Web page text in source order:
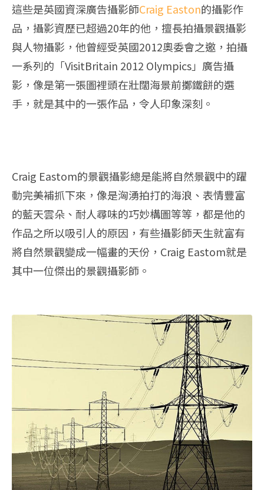
這些是英國資深廣告攝影師Craig Easton的攝影作
品，攝影資歷已超過20年的他，擅長拍攝景觀攝影
與人物攝影，他曾經受英國2012奧委會之邀，拍攝
一系列的「VisitBritain 2012 Olympics」廣告攝
影，像是第一張圖裡頭在壯闊海景前擲鐵餅的選
手，就是其中的一張作品，令人印象深刻。
Craig Eastom的景觀攝影總是能將自然景觀中的躍
動完美補抓下來，像是洶湧拍打的海浪、表情豐富
的藍天雲朵、耐人尋味的巧妙構圖等等，都是他的
作品之所以吸引人的原因，有些攝影師天生就富有
將自然景觀變成一幅畫的天份，Craig Eastom就是
其中一位傑出的景觀攝影師。